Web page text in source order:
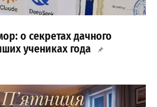
о секретах дачного
учениках года